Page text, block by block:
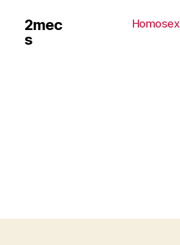
2mec
s